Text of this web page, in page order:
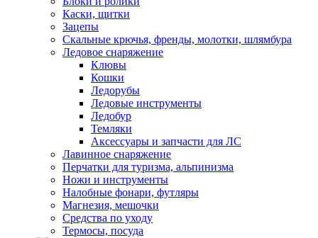
Каски, щитки
Зацепы
Скальные крючья, френды, молотки, шлямбура
Ледовое снаряжение
Клювы
Кошки
Ледорубы
Ледовые инструменты
Ледобур
Темляки
Аксессуары и запчасти для ЛС
Лавинное снаряжение
Перчатки для туризма, альпинизма
Ножи и инструменты
Налобные фонари, футляры
Магнезия, мешочки
Средства по уходу
Термосы, посуда